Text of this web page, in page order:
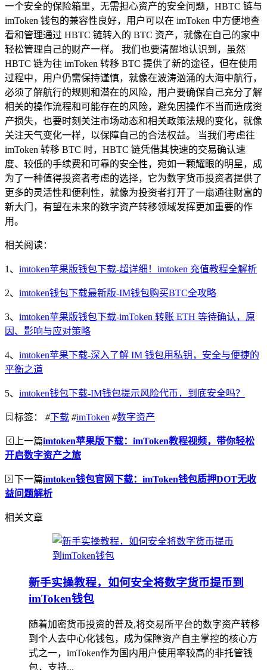
一个安全的保险箱里，无需担心资产的安全问题，HBTC 链与
imToken 钱包的兼容性良好，用户可以在 imToken 中方便地查
看和管理通过 HBTC 链转入的 BTC 资产，就像在自己的家中
轻松管理自己的财产一样。 我们也要清醒地认识到，虽然
HBTC 链为往 imToken 转移 BTC 提供了新的途径，但在使用
过程中，用户仍需保持谨慎，就像在波涛汹涌的大海中航行，
必须了解航行的规则和潜在的风险，用户要确保自己充分了解
相关的操作流程和可能存在的风险，避免因操作不当而造成资
产损失，也要时刻关注市场动态和相关政策法规的变化，就像
关注天气变化一样，以保障自己的合法权益。 当我们考虑往
imToken 转移 BTC 时，HBTC 链凭借其快速的交易确认速
度、较低的手续费和可靠的安全性，宛如一颗耀眼的明星，成
为了一种值得投资者考虑的选择，它为数字货币投资者提供了
更多的灵活性和便利性，就像为投资者打开了一扇通往财富的
新大门，有望在未来的数字资产转移领域发挥更加重要的作
用。
相关阅读：
1、 imtoken苹果版钱包下载-超详细！imtoken 充值教程全解析
2、 imtoken钱包下载最新版-IM钱包购买BTC全攻略
3、 imtoken苹果版钱包下载-imToken 转账 ETH 等待确认，原
因、影响与应对策略
4、 imtoken苹果下载-深入了解 IM 钱包用私钥，安全与便捷的
平衡之道
5、 imtoken钱包下载-IM钱包提示风险代币，到底安全吗？
标签： #下载 #imToken #数字资产
上一篇imtoken苹果版下载：imToken教程视频，带你轻松
开启数字资产之旅
下一篇imtoken钱包官网下载：imToken钱包质押DOT无收
益问题解析
相关文章
新手实操教程，如何安全将数字货币提币到
imToken钱包
随着加密货币投资的普及,将交易所平台的数字资产转移
到个人去中心化钱包，成为保障资产自主掌控的核心方
式之一，imToken作为国内用户使用率较高的非托管钱
包，支持...